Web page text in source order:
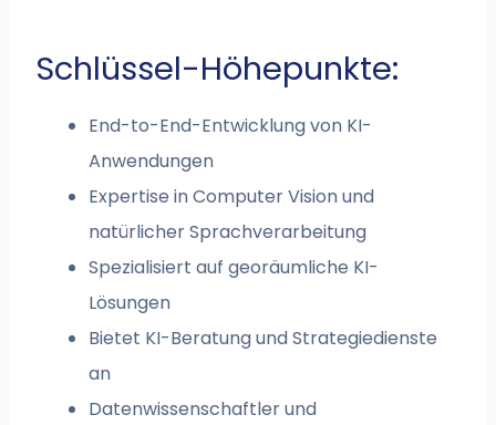
Schlüssel-Höhepunkte:
End-to-End-Entwicklung von KI-
Anwendungen
Expertise in Computer Vision und
natürlicher Sprachverarbeitung
Spezialisiert auf georäumliche KI-
Lösungen
Bietet KI-Beratung und Strategiedienste
an
Datenwissenschaftler und